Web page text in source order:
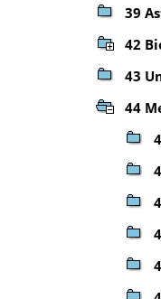
39
42
43
44